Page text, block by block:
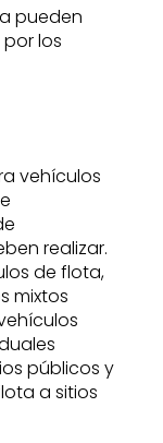
pueden
los
vehículos
realizar.
de flota,
mixtos
públicos y
a sitios